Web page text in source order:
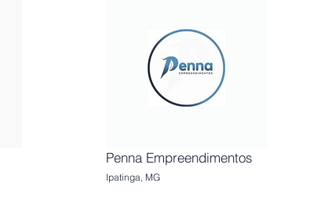
Penna Empreendimentos
Ipatinga, MG